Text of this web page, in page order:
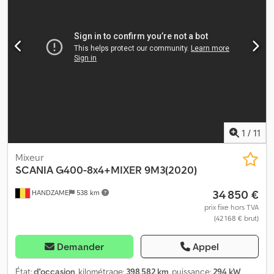
Protection anti-débordement et climatisation. Citerne
Schwingenschlögel avec système de mesure électronique,
pompe, etc. FL et AT. Dernier contrôle : 28/10/21 (§ 57a, ADR et test
1 / 11
HANDZAME 538 km
Mixeur
SCANIAG400-8x4+MIXER 9M3(2020)
34 850 €
prix fixe hors TVA
(42 168 € brut)
Demander Appel
État:d'occasion, kilométrage: 398 582 km, puissance: 294 kW